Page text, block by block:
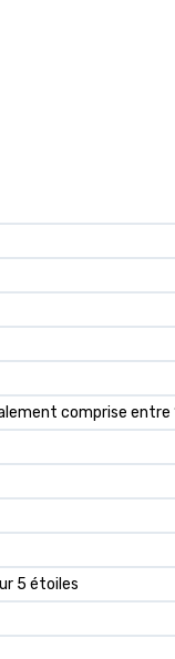
comprise entre
5 étoiles